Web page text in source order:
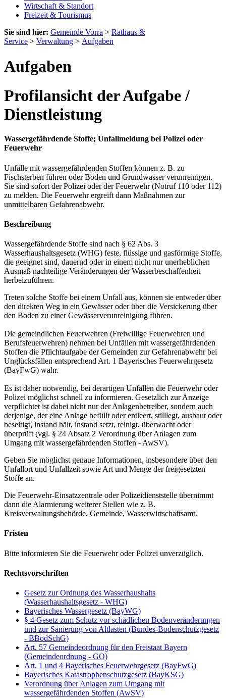
Wirtschaft & Standort
Freizeit & Tourismus
Sie sind hier: Gemeinde Vorra > Rathaus &
Service > Verwaltung > Aufgaben
Aufgaben
Profilansicht der Aufgabe /
Dienstleistung
Wassergefährdende Stoffe; Unfallmeldung bei Polizei oder
Feuerwehr
Unfälle mit wassergefährdenden Stoffen können z. B. zu
Fischsterben führen oder Boden und Grundwasser verunreinigen.
Sie sind sofort der Polizei oder der Feuerwehr (Notruf 110 oder 112)
zu melden. Die Feuerwehr ergreift dann Maßnahmen zur
unmittelbaren Gefahrenabwehr.
Beschreibung
Wassergefährdende Stoffe sind nach § 62 Abs. 3
Wasserhaushaltsgesetz (WHG) feste, flüssige und gasförmige Stoffe,
die geeignet sind, dauernd oder in einem nicht nur unerheblichen
Ausmaß nachteilige Veränderungen der Wasserbeschaffenheit
herbeizuführen.
Treten solche Stoffe bei einem Unfall aus, können sie entweder über
den direkten Weg in ein Gewässer oder über die Versickerung über
den Boden zu einer Gewässerverunreinigung führen.
Die gemeindlichen Feuerwehren (Freiwillige Feuerwehren und
Berufsfeuerwehren) nehmen bei Unfällen mit wassergefährdenden
Stoffen die Pflichtaufgabe der Gemeinden zur Gefahrenabwehr bei
Unglücksfällen entsprechend Art. 1 Bayerisches Feuerwehrgesetz
(BayFwG) wahr.
Es ist daher notwendig, bei derartigen Unfällen die Feuerwehr oder
Polizei möglichst schnell zu informieren. Gesetzlich zur Anzeige
verpflichtet ist dabei nicht nur der Anlagenbetreiber, sondern auch
derjenige, der eine Anlage befüllt oder entleert, stilllegt, ausbaut oder
beseitigt, instand hält, instand setzt, reinigt, überwacht oder
überprüft (vgl. § 24 Absatz 2 Verordnung über Anlagen zum
Umgang mit wassergefährdenden Stoffen - AwSV).
Geben Sie möglichst genaue Informationen, insbesondere über den
Unfallort und Unfallzeit sowie Art und Menge der freigesetzten
Stoffe an.
Die Feuerwehr-Einsatzzentrale oder Polizeidienststelle übernimmt
dann die Alarmierung weiterer Stellen wie z. B.
Kreisverwaltungsbehörde, Gemeinde, Wasserwirtschaftsamt.
Fristen
Bitte informieren Sie die Feuerwehr oder Polizei unverzüglich.
Rechtsvorschriften
Gesetz zur Ordnung des Wasserhaushalts
(Wasserhaushaltsgesetz - WHG)
Bayerisches Wassergesetz (BayWG)
§ 4 Gesetz zum Schutz vor schädlichen Bodenveränderungen
und zur Sanierung von Altlasten (Bundes-Bodenschutzgesetz
- BBodSchG)
Art. 57 Gemeindeordnung für den Freistaat Bayern
(Gemeindeordnung - GO)
Art. 1 und 4 Bayerisches Feuerwehrgesetz (BayFwG)
Bayerisches Katastrophenschutzgesetz (BayKSG)
Verordnung über Anlagen zum Umgang mit
wassergefährdenden Stoffen (AwSV)